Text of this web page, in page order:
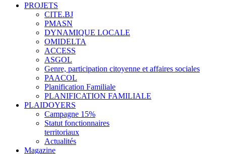
PROJETS
CITE.BJ
PMASN
DYNAMIQUE LOCALE
OMIDELTA
ACCESS
ASGOL
Genre, participation citoyenne et affaires sociales
PAACOL
Planification Familiale
PLANIFICATION FAMILIALE
PLAIDOYERS
Campagne 15%
Statut fonctionnaires
territoriaux
Actualités
Magazine